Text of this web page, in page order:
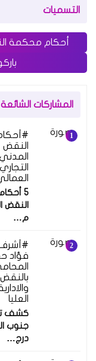
التسميات
أحكام محكمة
المشاركات الشائعة
النقض
5
النقض
م…
فؤاد
بالنقض
العليا
كشف
جنوب
درج…